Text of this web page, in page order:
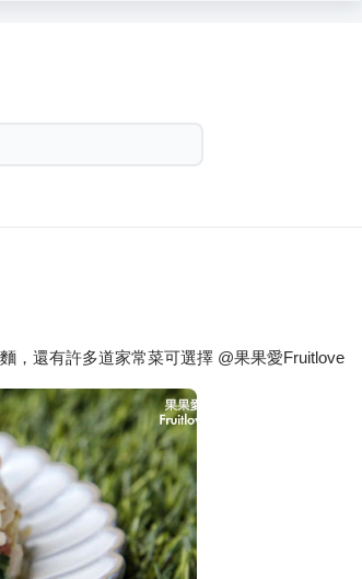
，還有許多道家常菜可選擇 @果果愛Fruitlove